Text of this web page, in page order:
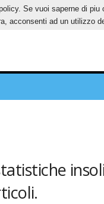
Se vuoi saperne di
acconsenti ad un utilizzo